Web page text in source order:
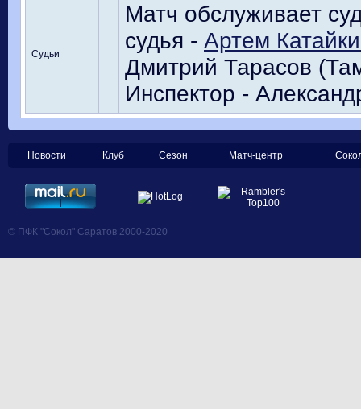
Судьи
Матч обслуживает
судья - Артем
Дмитрий Тарасов
Инспектор -
Новости Клуб Сезон Матч-центр
© ПФК "Сокол" Саратов 2000-2020